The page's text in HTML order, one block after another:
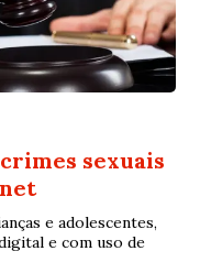
sexuais
e adolescentes,
e com uso de